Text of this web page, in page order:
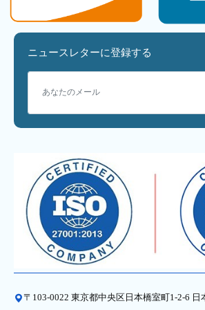
ニュースレターに登録する
〒103-0022 東京都中央区日本橋室町1-2-6 日